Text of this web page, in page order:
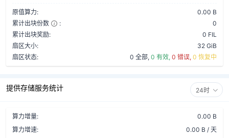
原值算力:
0.00 B
累计出块份数
:
0
累计出块奖励:
0 FIL
扇区大小:
32 GiB
扇区状态:
0 全部, 0 有效, 0 错误, 0 恢复中
提供存储服务统计 24时
算力增量:
0.00 B
算力增速:
0.00 B / 天